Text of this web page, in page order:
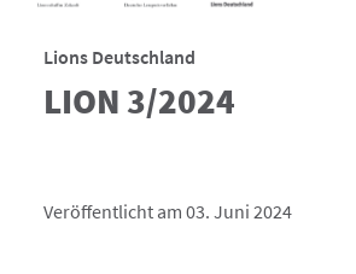
Lions Deutschland
LION 3/2024
Veröffentlicht am 03. Juni 2024